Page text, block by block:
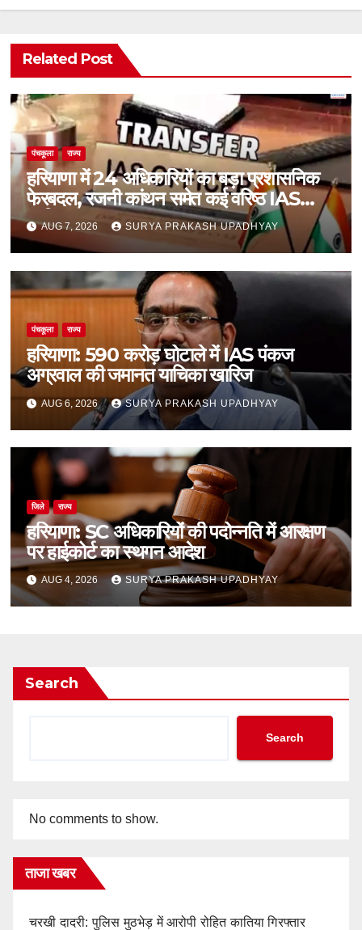
Related Post
पंचकूला राज्य
हरियाणा में 24 अधिकारियों का बड़ा प्रशासनिक
फेरबदल, रजनी कांथन समेत कई वरिष्ठ IAS
शामिल
AUG 7, 2026 SURYA PRAKASH UPADHYAY
पंचकूला राज्य
हरियाणा: 590 करोड़ घोटाले में IAS पंकज
अग्रवाल की जमानत याचिका खारिज
AUG 6, 2026 SURYA PRAKASH UPADHYAY
जिले राज्य
हरियाणा: SC अधिकारियों की पदोन्नति में आरक्षण
पर हाईकोर्ट का स्थगन आदेश
AUG 4, 2026 SURYA PRAKASH UPADHYAY
Search
Search
No comments to show.
ताजा खबर
चरखी दादरी: पुलिस मुठभेड़ में आरोपी रोहित कातिया गिरफ्तार